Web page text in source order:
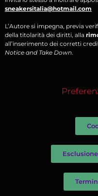
sneakersitalia@hotmail.com
L’Autore si impegna, previa
della titolarità dei diritti, alla
all’inserimento dei corretti
Notice and Take Down.